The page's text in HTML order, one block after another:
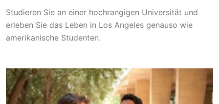
Studieren Sie an einer hochrangigen Universität und
erleben Sie das Leben in Los Angeles genauso wie
amerikanische Studenten.